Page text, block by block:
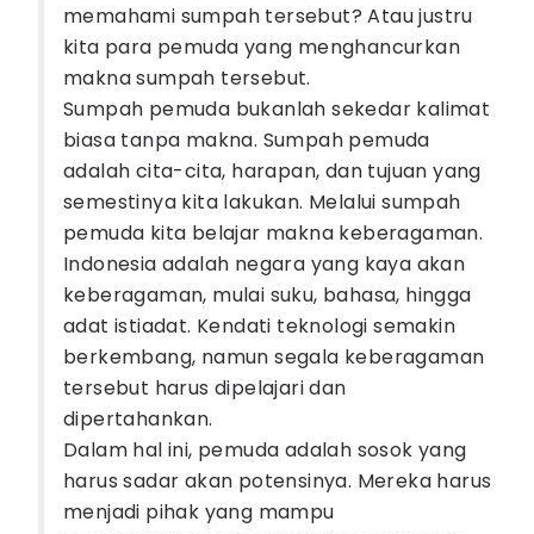
memahami sumpah tersebut? Atau justru
kita para pemuda yang menghancurkan
makna sumpah tersebut.
Sumpah pemuda bukanlah sekedar kalimat
biasa tanpa makna. Sumpah pemuda
adalah cita-cita, harapan, dan tujuan yang
semestinya kita lakukan. Melalui sumpah
pemuda kita belajar makna keberagaman.
Indonesia adalah negara yang kaya akan
keberagaman, mulai suku, bahasa, hingga
adat istiadat. Kendati teknologi semakin
berkembang, namun segala keberagaman
tersebut harus dipelajari dan
dipertahankan.
Dalam hal ini, pemuda adalah sosok yang
harus sadar akan potensinya. Mereka harus
menjadi pihak yang mampu